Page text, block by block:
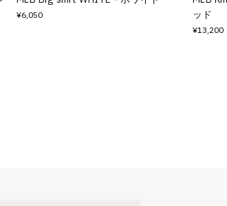
¥6,050
ッド
¥13,200